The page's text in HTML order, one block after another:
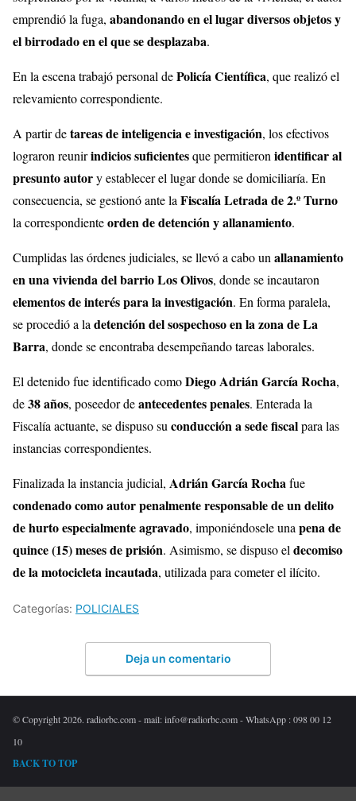
emprendió la fuga, abandonando en el lugar diversos objetos y
el birrodado en el que se desplazaba.
En la escena trabajó personal dePolicía Científica, que realizó el
relevamiento correspondiente.
A partir detareas de inteligencia e investigación, los efectivos
lograron reunirindicios suficientesque permitieronidentificar al
presunto autory establecer el lugar donde se domiciliaría. En
consecuencia, se gestionó ante laFiscalía Letrada de 2.º Turno
la correspondienteorden de detención y allanamiento.
Cumplidas las órdenes judiciales, se llevó a cabo unallanamiento
en una vivienda del barrio Los Olivos, donde se incautaron
elementos de interés para la investigación. En forma paralela,
se procedió a ladetención del sospechoso en la zona de La
Barra, donde se encontraba desempeñando tareas laborales.
El detenido fue identificado comoDiego Adrián García Rocha,
de38 años, poseedor deantecedentes penales. Enterada la
Fiscalía actuante, se dispuso suconducción a sede fiscalpara las
instancias correspondientes.
Finalizada la instancia judicial, Adrián García Rochafue
condenado como autor penalmente responsable de un delito
de hurto especialmente agravado, imponiéndosele unapena de
quince (15) meses de prisión. Asimismo, se dispuso eldecomiso
de la motocicleta incautada, utilizada para cometer el ilícito.
Categorías: POLICIALES
Deja un comentario
© Copyright 2026. radiorbc.com - mail: info@radiorbc.com - WhatsApp : 098 00 12
10
BACK TO TOP